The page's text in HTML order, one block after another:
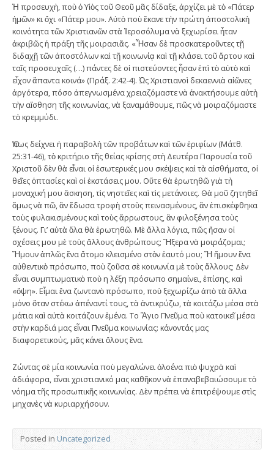
Ἡ προσευχὴ, ποὺ ὁ Υἱὸς τοῦ Θεοῦ μᾶς δίδαξε, ἀρχίζει μὲ τὸ «Πάτερ
ἡμῶν» κι ὄχι «Πάτερ μου». Αὐτὸ ποὺ ἔκανε τὴν πρώτη ἀποστολικὴ
κοινότητα τῶν Χριστιανῶν στὰ Ἱεροσόλυμα νὰ ξεχωρίσει ἦταν
ἀκριβῶς ἡ πράξη τῆς μοιρασιᾶς. «Ἦσαν δὲ προσκατεροῦντες τῇ
διδαχῇ τῶν ἀποστόλων καὶ τῇ κοινωνίᾳ καὶ τῇ κλάσει τοῦ ἄρτου καὶ
ταῖς προσευχαῖς (…) πάντες δὲ οἱ πιστεύοντες ἦσαν ἐπὶ τὸ αὐτὸ καὶ
εἶχον ἅπαντα κοινά» (Πράξ. 2:42-4). Ὡς Χριστιανοὶ δεκαεννιὰ αἰῶνες
ἀργότερα, πόσο ἀπεγνωσμένα χρειαζόμαστε νὰ ἀνακτήσουμε αὐτὴ
τὴν αἴσθηση τῆς κοινωνίας, νὰ ξαναμάθουμε, πῶς νὰ μοιραζόμαστε
τὸ κρεμμύδι.
Ὅπως δείχνει ἡ παραβολὴ τῶν προβάτων καὶ τῶν ἐριφίων (Μάτθ.
25:31-46), τὸ κριτήριο τῆς θείας κρίσης στὴ Δευτέρα Παρουσία τοῦ
Χριστοῦ δὲν θὰ εἶναι οἱ ἐσωτερικές μου σκέψεις καὶ τὰ αἰσθήματα, οἱ
θεῖες ὀπτασίες καὶ οἱ ἐκστάσεις μου. Οὔτε θὰ ἐρωτηθῶ γιὰ τὴ
μοναχική μου ἄσκηση, τὶς νηστεῖες καὶ τὶς μετάνοιες. Θὰ μοῦ ζητηθεῖ
ὅμως νὰ πῶ, ἂν ἔδωσα τροφὴ στοὺς πεινασμένους, ἂν ἐπισκέφθηκα
τοὺς φυλακισμένους καὶ τοὺς ἄρρωστους, ἂν φιλοξένησα τοὺς
ξένους. Γι’ αὐτὰ ὅλα θὰ ἐρωτηθῶ. Μὲ ἄλλα λόγια, πῶς ἤσαν οἱ
σχέσεις μου μὲ τοὺς ἄλλους ἀνθρώπους; Ἤξερα νὰ μοιράζομαι;
Ἤμουν ἁπλῶς ἕνα ἄτομο κλεισμένο στὸν ἑαυτό μου; Ἤ ἤμουν ἕνα
αὐθεντικὸ πρόσωπο, ποὺ ζοῦσα σὲ κοινωνία μὲ τοὺς ἄλλους; Δὲν
εἶναι συμπτωματικὸ ποὺ η λέξη πρόσωπο σημαίνει, ἐπίσης, καὶ
«ὄψη». Εἶμαι ἕνα ζωντανὸ πρόσωπο, ποὺ ξεχωρίζω ἀπὸ τὰ ἄλλα
μόνο ὅταν στέκω ἀπέναντί τους, τὰ ἀντικρύζω, τὰ κοιτάζω μέσα στὰ
μάτια καὶ αὐτὰ κοιτάζουν ἐμένα. Το Ἅγιο Πνεῦμα ποὺ κατοικεῖ μέσα
στὴν καρδιά μας εἶναι Πνεῦμα κοινωνίας: κάνοντάς μας
διαφορετικούς, μᾶς κάνει ὅλους ἕνα.
Ζώντας σὲ μία κοινωνία ποὺ μεγαλώνει ὁλοένα πιὸ ψυχρὰ καὶ
ἀδιάφορα, εἶναι χριστιανικό μας καθῆκον νὰ ἐπαναβεβαιώσουμε τὸ
νόημα τῆς προσωπικῆς κοινωνίας. Δὲν πρέπει νὰ ἐπιτρέψουμε στὶς
μηχανὲς νὰ κυριαρχήσουν.
Posted in Uncategorized